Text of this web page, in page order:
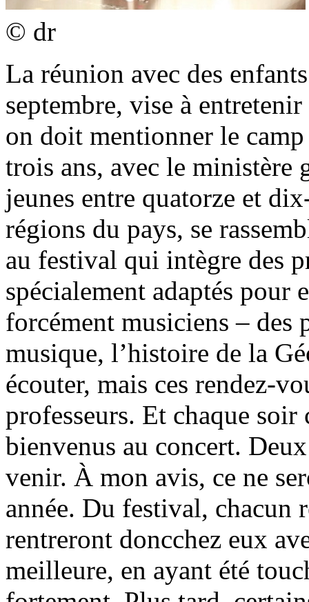
© dr
La réunion avec des
septembre, vise à
on doit mentionner le
trois ans, avec le ministère
jeunes entre quatorze et
régions du pays, se
au festival qui intègre des
spécialement adaptés pour
forcément musiciens – des
musique, l’histoire de la
écouter, mais ces rendez-
professeurs. Et chaque soir
bienvenus au concert.
venir. À mon avis, ce ne
année. Du festival, chacun
rentreront doncchez eux
meilleure, en ayant été